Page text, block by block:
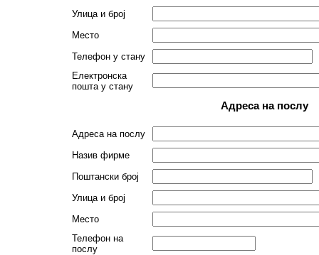
Улица и број
Место
Телефон у стану
Електронска
пошта у стану
Адреса на послу
Адреса на послу
Назив фирме
Поштански број
Улица и број
Место
Телефон на
послу